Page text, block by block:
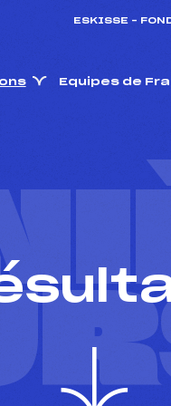
ESKISSE –
Equipes de